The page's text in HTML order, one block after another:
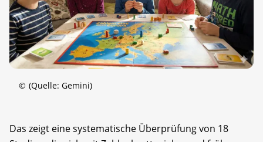
© (Quelle: Gemini)
Das zeigt eine systematische Überprüfung von 18